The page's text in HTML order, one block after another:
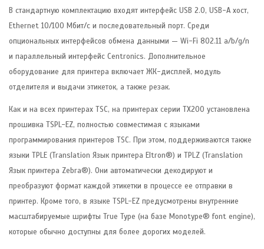
В стандартную комплектацию входят интерфейс USB 2.0, USB-A хост,
Ethernet 10/100 Мбит/с и последовательный порт. Среди
опциональных интерфейсов обмена данными — Wi-Fi 802.11 a/b/g/n
и параллельный интерфейс Centronics. Дополнительное
оборудование для принтера включает ЖК-дисплей, модуль
отделителя и выдачи этикеток, а также резак.
Как и на всех принтерах TSC, на принтерах серии TX200 установлена
прошивка TSPL-EZ, полностью совместимая с языками
программирования принтеров TSC. При этом, поддерживаются также
языки TPLE (Translation Язык принтера Eltron®) и TPLZ (Translation
Язык принтера Zebra®). Они автоматически декодируют и
преобразуют формат каждой этикетки в процессе ее отправки в
принтер. Кроме того, в языке TSPL-EZ предусмотрены внутренние
масштабируемые шрифты True Type (на базе Monotype® font engine),
которые обычно доступны для более дорогих моделей.